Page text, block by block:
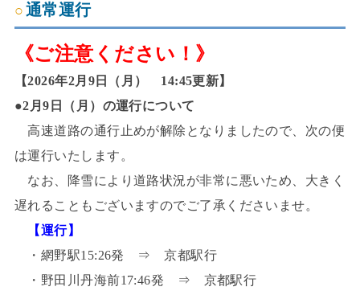
通常運行
《ご注意ください！》
【2026年2月9日（月） 14:45更新】
●2月9日（月）の運行について
高速道路の通行止めが解除となりましたので、次の便
は運行いたします。
なお、降雪により道路状況が非常に悪いため、大きく
遅れることもございますのでご了承くださいませ。
【運行】
・網野駅15:26発 ⇒ 京都駅行
・野田川丹海前17:46発 ⇒ 京都駅行